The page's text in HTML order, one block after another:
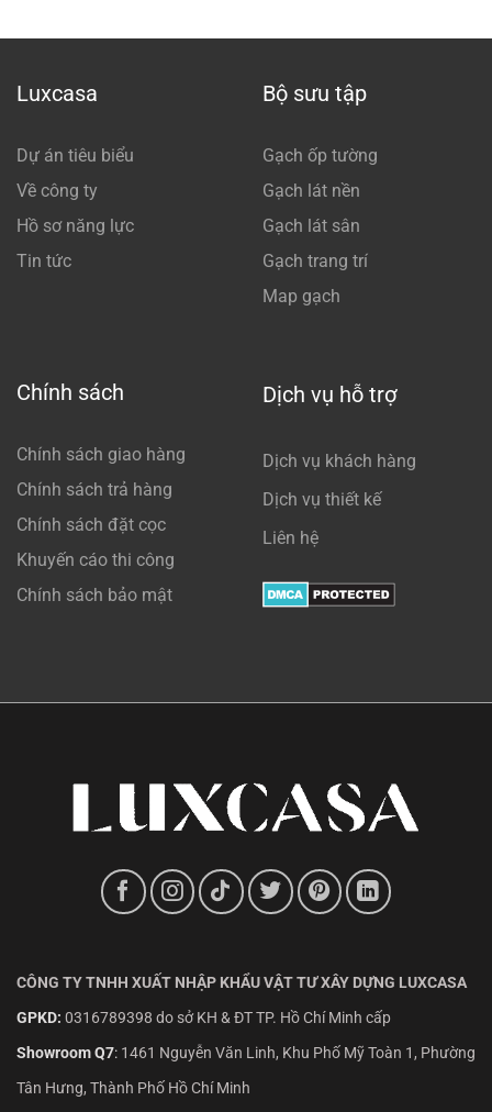
Luxcasa
Dự án tiêu biểu
Về công ty
Hồ sơ năng lực
Tin tức
Bộ sưu tập
Gạch ốp tường
Gạch lát nền
Gạch lát sân
Gạch trang trí
Map gạch
Chính sách
Chính sách giao hàng
Chính sách trả hàng
Chính sách đặt cọc
Khuyến cáo thi công
Chính sách bảo mật
Dịch vụ hỗ trợ
Dịch vụ khách hàng
Dịch vụ thiết kế
Liên hệ
CÔNG TY TNHH XUẤT NHẬP KHẨU VẬT TƯ XÂY DỰNG LUXCASA
GPKD: 0316789398 do sở KH & ĐT TP. Hồ Chí Minh cấp
Showroom Q7: 1461 Nguyễn Văn Linh, Khu Phố Mỹ Toàn 1, Phường
Tân Hưng, Thành Phố Hồ Chí Minh